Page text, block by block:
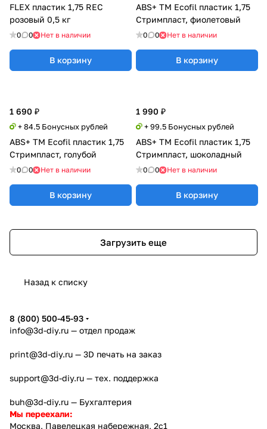
FLEX пластик 1,75 REC
розовый 0,5 кг
0 0 Нет в наличии
В корзину
ABS+ TM Ecofil пластик 1,75
Стримпласт, фиолетовый
0 0 Нет в наличии
В корзину
1 690 ₽
+ 84.5 Бонусных рублей
ABS+ TM Ecofil пластик 1,75
Стримпласт, голубой
0 0 Нет в наличии
В корзину
1 990 ₽
+ 99.5 Бонусных рублей
ABS+ TM Ecofil пластик 1,75
Стримпласт, шоколадный
0 0 Нет в наличии
В корзину
Загрузить еще
Назад к списку
8 (800) 500-45-93
info@3d-diy.ru — отдел продаж
print@3d-diy.ru — 3D печать на заказ
support@3d-diy.ru — тех. поддержка
buh@3d-diy.ru — Бухгалтерия
Мы переехали:
Москва, Павелецкая набережная, 2с1